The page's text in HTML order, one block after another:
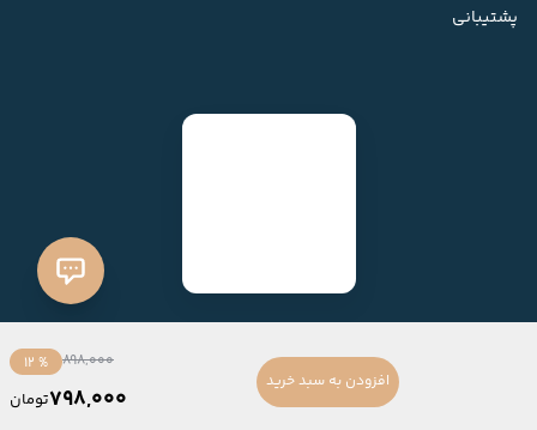
898,000
% 12
798,000تومان
افزودن به سبد خرید
پشتیبانی
ساخته شده بافروشگاه ساز میهن شاپ